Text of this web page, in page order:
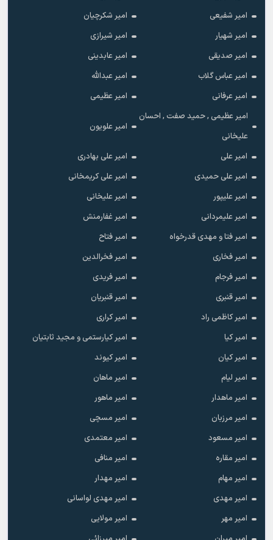
امیر شفیعی
امیر شکرچیان
امیر شهیار
امیر شیرازی
امیر صدیقی
امیر عابدینی
امیر عباس گلاب
امیر عبدالله
امیر عرفانی
امیر عظیمی
امیر عظیمی , حمید صفت , احسان
علیخانی
امیر علویون
امیر علی
امیر علی بهادری
امیر علی حمیدی
امیر علی کریمخانی
امیر علیپور
امیر علیخانی
امیر علیمردانی
امیر غفارمنش
امیر فتا و مهدی قدرخواه
امیر فتاح
امیر فخاری
امیر فخرالدین
امیر فرجام
امیر فریدی
امیر قنبری
امیر قنبریان
امیر کاظمی راد
امیر کراری
امیر کیا
امیر کیارستمی و مجید ثابتیان
امیر کیان
امیر کیوند
امیر لیام
امیر ماهان
امیر ماهدار
امیر ماهور
امیر مرزبان
امیر مسچی
امیر مسعود
امیر معتمدی
امیر مقاره
امیر منافی
امیر مهام
امیر مهدار
امیر مهدی
امیر مهدی لواسانی
امیر مهر
امیر مولایی